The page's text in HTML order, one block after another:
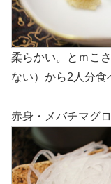
柔らかい。とｍこ
ない）から2人分食
赤身・メバチマグ